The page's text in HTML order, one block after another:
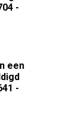
-
een
-